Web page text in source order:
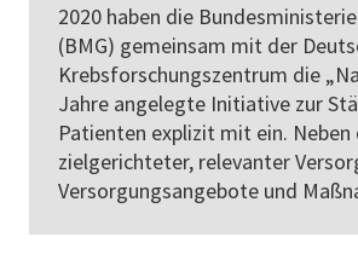
2020 haben die
(BMG) gemeinsam mit der
Krebsforschungszentrum die
Jahre angelegte Initiative zur
Patienten explizit mit ein.
zielgerichteter, relevanter
Versorgungsangebote und